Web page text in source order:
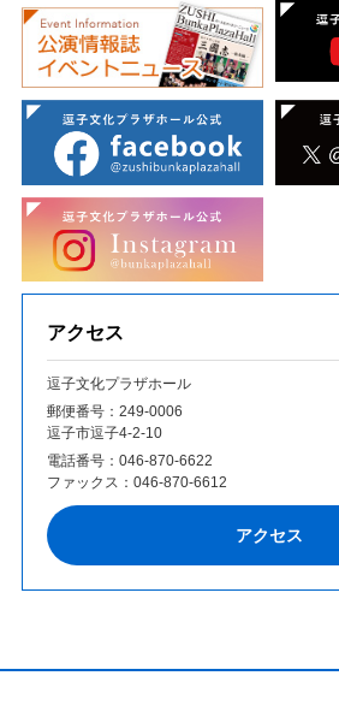
アクセス
逗子文化プラザホール
郵便番号：249‐0006
逗子市逗子4-2-10
電話番号： 046-870-6622
ファックス： 046-870-6612
アクセス